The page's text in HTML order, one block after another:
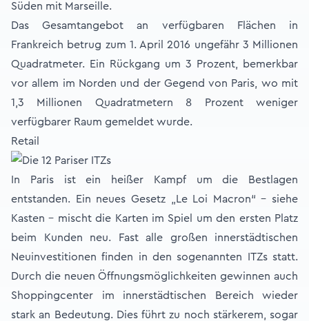
Süden mit Marseille.
Das Gesamtangebot an verfügbaren Flächen in
Frankreich betrug zum 1. April 2016 ungefähr 3 Millionen
Quadratmeter. Ein Rückgang um 3 Prozent, bemerkbar
vor allem im Norden und der Gegend von Paris, wo mit
1,3 Millionen Quadratmetern 8 Prozent weniger
verfügbarer Raum gemeldet wurde.
Retail
In Paris ist ein heißer Kampf um die Bestlagen
entstanden. Ein neues Gesetz „Le Loi Macron“ – siehe
Kasten – mischt die Karten im Spiel um den ersten Platz
beim Kunden neu. Fast alle großen innerstädtischen
Neuinvestitionen finden in den sogenannten ITZs statt.
Durch die neuen Öffnungsmöglichkeiten gewinnen auch
Shoppingcenter im innerstädtischen Bereich wieder
stark an Bedeutung. Dies führt zu noch stärkerem, sogar